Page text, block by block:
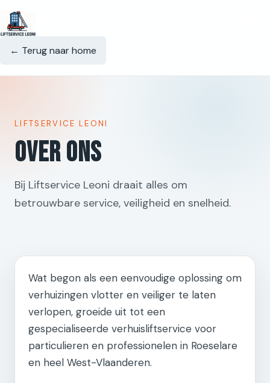
← Terug naar home
LIFTSERVICE LEONI
Over ons
Bij Liftservice Leoni draait alles om
betrouwbare service, veiligheid en snelheid.
Wat begon als een eenvoudige oplossing om
verhuizingen vlotter en veiliger te laten
verlopen, groeide uit tot een
gespecialiseerde verhuisliftservice voor
particulieren en professionelen in Roeselare
en heel West-Vlaanderen.